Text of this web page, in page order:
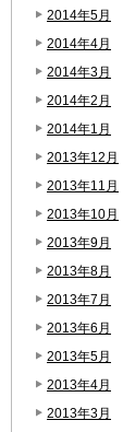
2014年5月
2014年4月
2014年3月
2014年2月
2014年1月
2013年12月
2013年11月
2013年10月
2013年9月
2013年8月
2013年7月
2013年6月
2013年5月
2013年4月
2013年3月